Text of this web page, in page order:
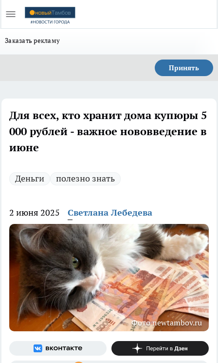
Заказать рекламу
Принять
Для всех, кто хранит дома купюры 5
000 рублей - важное нововведение в
июне
Деньги полезно знать
2 июня 2025 Светлана Лебедева
Фото newtambov.ru